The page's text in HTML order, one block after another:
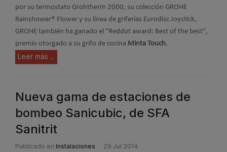
por su termostato Grohtherm 2000, su colección GROHE
Rainshower® Flower y su línea de griferías Eurodisc Joystick,
GROHE también ha ganado el "Reddot award: Best of the best",
premio otorgado a su grifo de cocina Minta Touch.
Leer más ...
Nueva gama de estaciones de
bombeo Sanicubic, de SFA
Sanitrit
Publicado en Instalaciones 29 Jul 2014